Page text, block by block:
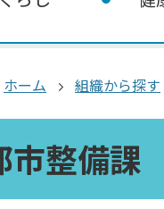
ホーム 組織から探す
市整備課